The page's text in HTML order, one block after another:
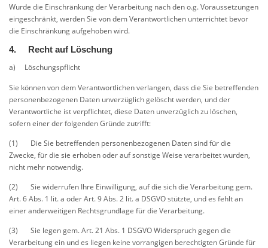
Wurde die Einschränkung der Verarbeitung nach den o.g. Voraussetzungen
eingeschränkt, werden Sie von dem Verantwortlichen unterrichtet bevor
die Einschränkung aufgehoben wird.
4. Recht auf Löschung
a) Löschungspflicht
Sie können von dem Verantwortlichen verlangen, dass die Sie betreffenden
personenbezogenen Daten unverzüglich gelöscht werden, und der
Verantwortliche ist verpflichtet, diese Daten unverzüglich zu löschen,
sofern einer der folgenden Gründe zutrifft:
(1) Die Sie betreffenden personenbezogenen Daten sind für die
Zwecke, für die sie erhoben oder auf sonstige Weise verarbeitet wurden,
nicht mehr notwendig.
(2) Sie widerrufen Ihre Einwilligung, auf die sich die Verarbeitung gem.
Art. 6 Abs. 1 lit. a oder Art. 9 Abs. 2 lit. a DSGVO stützte, und es fehlt an
einer anderweitigen Rechtsgrundlage für die Verarbeitung.
(3) Sie legen gem. Art. 21 Abs. 1 DSGVO Widerspruch gegen die
Verarbeitung ein und es liegen keine vorrangigen berechtigten Gründe für